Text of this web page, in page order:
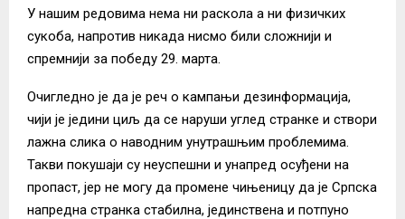
У нашим редовима нема ни раскола а ни физичких
сукоба, напротив никада нисмо били сложнији и
спремнији за победу 29. марта.
Очигледно је да је реч о кампањи дезинформација,
чији је једини циљ да се наруши углед странке и створи
лажна слика о наводним унутрашњим проблемима.
Такви покушаји су неуспешни и унапред осуђени на
пропаст, јер не могу да промене чињеницу да је Српска
напредна странка стабилна, јединствена и потпуно